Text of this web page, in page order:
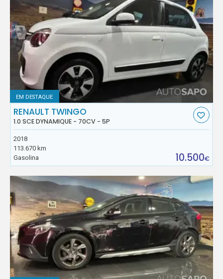
EM DESTAQUE
RENAULT TWINGO
1.0 SCE DYNAMIQUE - 70CV - 5P
2018
113.670 km
Gasolina
10.500€